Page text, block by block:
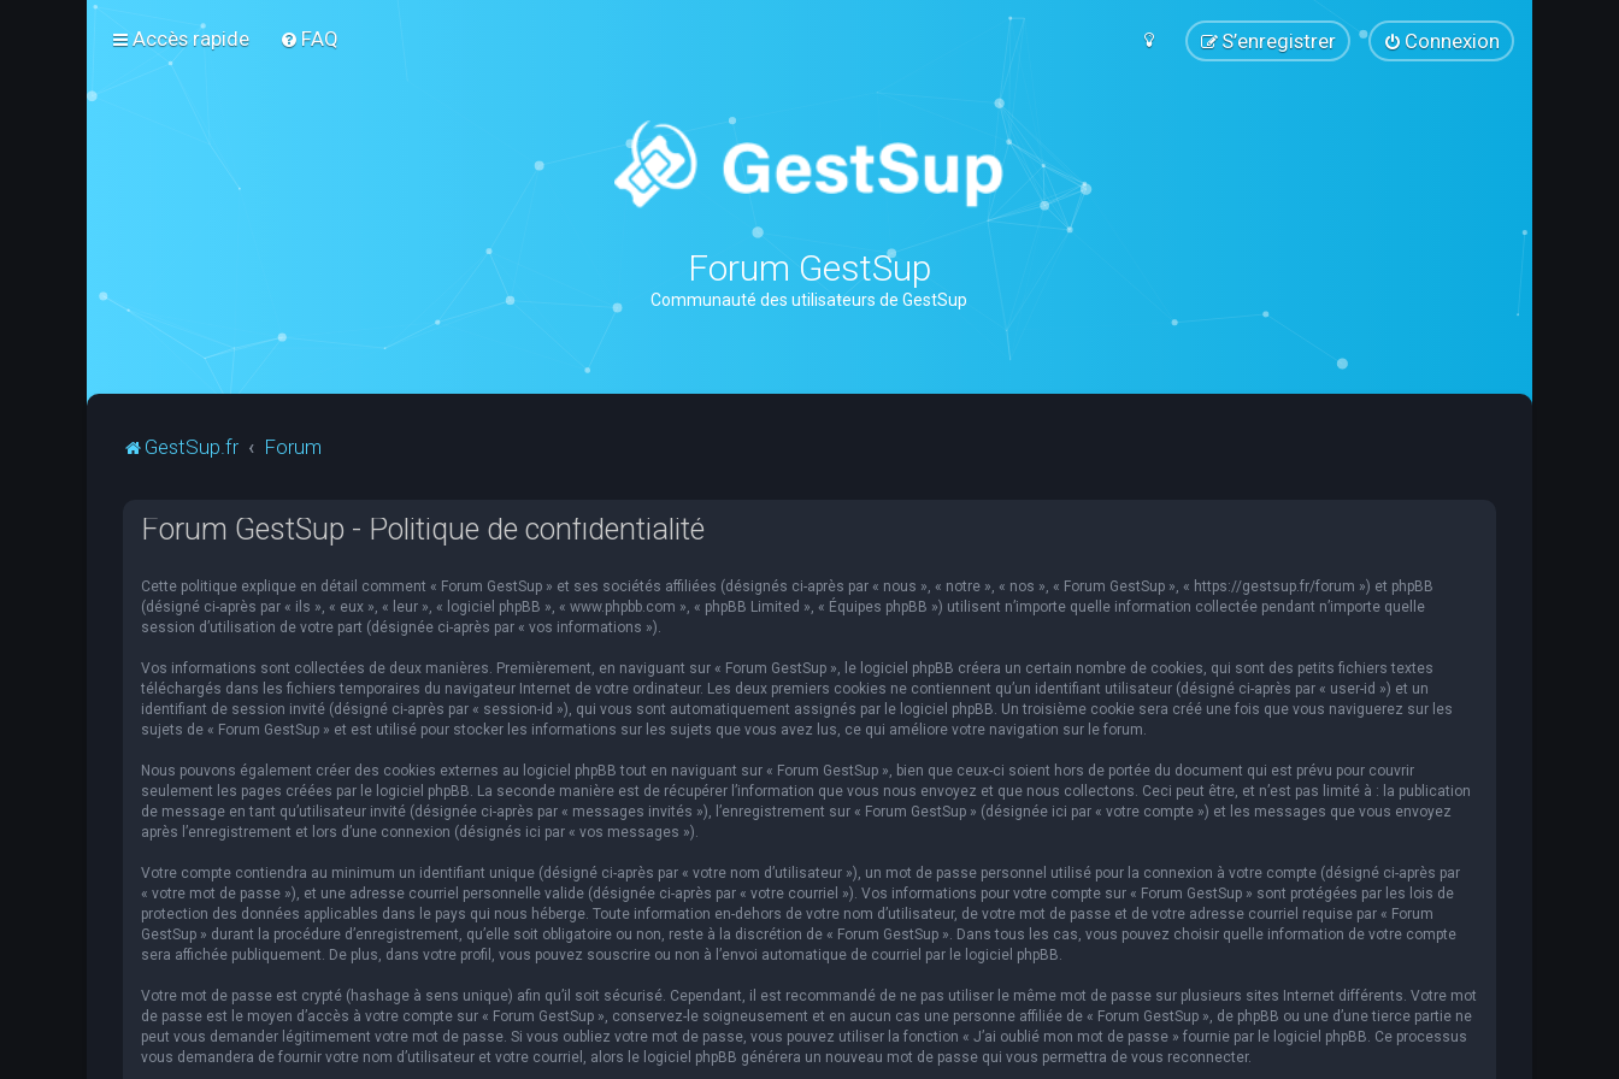
Accès rapide FAQ Connexion
S’enregistrer
Forum GestSup
Communauté des utilisateurs de GestSup
GestSup.fr Forum
Forum GestSup - Politique de confidentialité
Cette politique explique en détail comment « Forum GestSup » et ses sociétés affiliées (désignés ci-après par « nous », « notre », « nos », « Forum GestSup », « https://gestsup.fr/forum ») et phpBB
(désigné ci-après par « ils », « eux », « leur », « logiciel phpBB », « www.phpbb.com », « phpBB Limited », « Équipes phpBB ») utilisent n’importe quelle information collectée pendant n’importe quelle
session d’utilisation de votre part (désignée ci-après par « vos informations »).
Vos informations sont collectées de deux manières. Premièrement, en naviguant sur « Forum GestSup », le logiciel phpBB créera un certain nombre de cookies, qui sont des petits fichiers textes
téléchargés dans les fichiers temporaires du navigateur Internet de votre ordinateur. Les deux premiers cookies ne contiennent qu’un identifiant utilisateur (désigné ci-après par « user-id ») et un
identifiant de session invité (désigné ci-après par « session-id »), qui vous sont automatiquement assignés par le logiciel phpBB. Un troisième cookie sera créé une fois que vous naviguerez sur les
sujets de « Forum GestSup » et est utilisé pour stocker les informations sur les sujets que vous avez lus, ce qui améliore votre navigation sur le forum.
Nous pouvons également créer des cookies externes au logiciel phpBB tout en naviguant sur « Forum GestSup », bien que ceux-ci soient hors de portée du document qui est prévu pour couvrir
seulement les pages créées par le logiciel phpBB. La seconde manière est de récupérer l’information que vous nous envoyez et que nous collectons. Ceci peut être, et n’est pas limité à : la publication
de message en tant qu’utilisateur invité (désignée ci-après par « messages invités »), l’enregistrement sur « Forum GestSup » (désignée ici par « votre compte ») et les messages que vous envoyez
après l’enregistrement et lors d’une connexion (désignés ici par « vos messages »).
Votre compte contiendra au minimum un identifiant unique (désigné ci-après par « votre nom d’utilisateur »), un mot de passe personnel utilisé pour la connexion à votre compte (désigné ci-après par
« votre mot de passe »), et une adresse courriel personnelle valide (désignée ci-après par « votre courriel »). Vos informations pour votre compte sur « Forum GestSup » sont protégées par les lois de
protection des données applicables dans le pays qui nous héberge. Toute information en-dehors de votre nom d’utilisateur, de votre mot de passe et de votre adresse courriel requise par « Forum
GestSup » durant la procédure d’enregistrement, qu’elle soit obligatoire ou non, reste à la discrétion de « Forum GestSup ». Dans tous les cas, vous pouvez choisir quelle information de votre compte
sera affichée publiquement. De plus, dans votre profil, vous pouvez souscrire ou non à l’envoi automatique de courriel par le logiciel phpBB.
Votre mot de passe est crypté (hashage à sens unique) afin qu’il soit sécurisé. Cependant, il est recommandé de ne pas utiliser le même mot de passe sur plusieurs sites Internet différents. Votre mot
de passe est le moyen d’accès à votre compte sur « Forum GestSup », conservez-le soigneusement et en aucun cas une personne affiliée de « Forum GestSup », de phpBB ou une d’une tierce partie ne
peut vous demander légitimement votre mot de passe. Si vous oubliez votre mot de passe, vous pouvez utiliser la fonction « J’ai oublié mon mot de passe » fournie par le logiciel phpBB. Ce processus
vous demandera de fournir votre nom d’utilisateur et votre courriel, alors le logiciel phpBB générera un nouveau mot de passe qui vous permettra de vous reconnecter.